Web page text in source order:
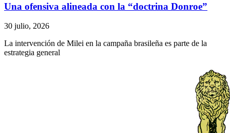
Una ofensiva alineada con la “doctrina Donroe”
30 julio, 2026
La intervención de Milei en la campaña brasileña es parte de la
estrategia general